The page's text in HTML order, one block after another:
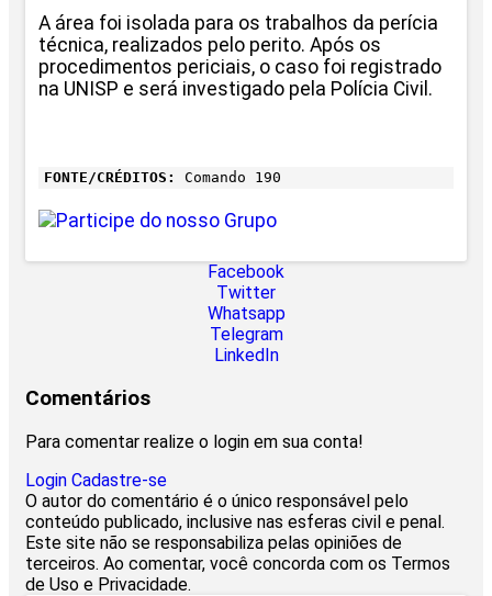
A área foi isolada para os trabalhos da perícia
técnica, realizados pelo perito. Após os
procedimentos periciais, o caso foi registrado
na UNISP e será investigado pela Polícia Civil.
FONTE/CRÉDITOS: Comando 190
Facebook
Twitter
Whatsapp
Telegram
LinkedIn
Comentários
Para comentar realize o login em sua conta!
Login Cadastre-se
O autor do comentário é o único responsável pelo
conteúdo publicado, inclusive nas esferas civil e penal.
Este site não se responsabiliza pelas opiniões de
terceiros. Ao comentar, você concorda com os Termos
de Uso e Privacidade.